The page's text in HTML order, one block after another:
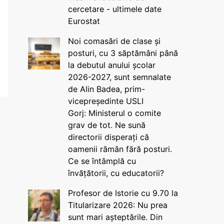
cercetare - ultimele date
Eurostat
Noi comasări de clase și
posturi, cu 3 săptămâni până
la debutul anului școlar
2026-2027, sunt semnalate
de Alin Badea, prim-
vicepreședinte USLI
Gorj: Ministerul o comite
grav de tot. Ne sună
directorii disperați că
oamenii rămân fără posturi.
Ce se întâmplă cu
învățătorii, cu educatorii?
Profesor de Istorie cu 9.70 la
Titularizare 2026: Nu prea
sunt mari așteptările. Din